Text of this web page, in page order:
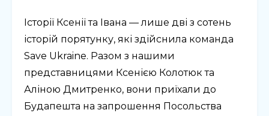
Історії Ксенії та Івана — лише дві з сотень
історій порятунку, які здійснила команда
Save Ukraine. Разом з нашими
представницями Ксенією Колотюк та
Аліною Дмитренко, вони приїхали до
Будапешта на запрошення Посольства